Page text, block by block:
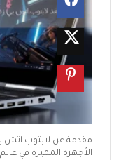
مقدمة عن لابتوب اتش
الأجهزة المميزة في